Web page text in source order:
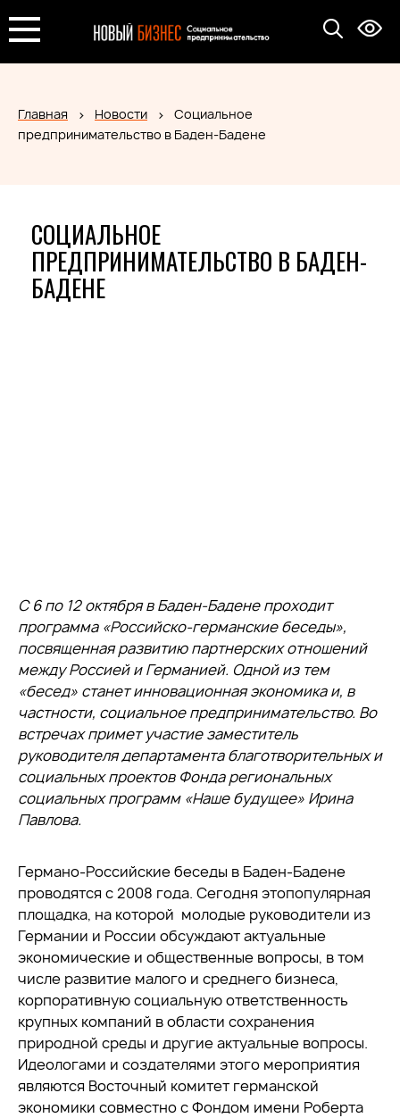
Главная Новости
Социальное
предпринимательство в Баден-Бадене
СОЦИАЛЬНОЕ
ПРЕДПРИНИМАТЕЛЬСТВО В БАДЕН-
БАДЕНЕ
С 6 по 12 октября в Баден-Бадене проходит
программа «Российско-германские беседы»,
посвященная развитию партнерских отношений
между Россией и Германией. Одной из тем
«бесед» станет инновационная экономика и, в
частности, социальное предпринимательство. Во
встречах примет участие заместитель
руководителя департамента благотворительных и
социальных проектов Фонда региональных
социальных программ «Наше будущее» Ирина
Павлова.
Германо-Российские беседы в Баден-Бадене
проводятся с 2008 года. Сегодня этопопулярная
площадка, на которой молодые руководители из
Германии и России обсуждают актуальные
экономические и общественные вопросы, в том
числе развитие малого и среднего бизнеса,
корпоративную социальную ответственность
крупных компаний в области сохранения
природной среды и другие актуальные вопросы.
Идеологами и создателями этого мероприятия
являются Восточный комитет германской
экономики совместно с Фондом имени Роберта